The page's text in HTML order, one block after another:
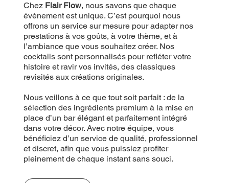
Chez Flair Flow, nous savons que chaque
évènement est unique. C’est pourquoi nous
offrons un service sur mesure pour adapter nos
prestations à vos goûts, à votre thème, et à
l’ambiance que vous souhaitez créer. Nos
cocktails sont personnalisés pour refléter votre
histoire et ravir vos invités, des classiques
revisités aux créations originales.
Nous veillons à ce que tout soit parfait : de la
sélection des ingrédients premium à la mise en
place d’un bar élégant et parfaitement intégré
dans votre décor. Avec notre équipe, vous
bénéficiez d’un service de qualité, professionnel
et discret, afin que vous puissiez profiter
pleinement de chaque instant sans souci.